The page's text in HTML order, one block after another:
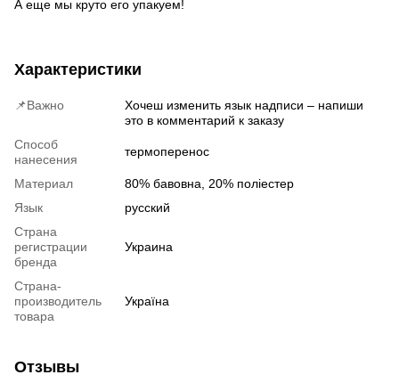
А еще мы круто его упакуем!
Характеристики
📌Важно
Хочеш изменить язык надписи – напиши
это в комментарий к заказу
Способ
нанесения
термоперенос
Материал
80% бавовна, 20% поліестер
Язык
русский
Страна
регистрации
бренда
Украина
Страна-
производитель
товара
Україна
Отзывы